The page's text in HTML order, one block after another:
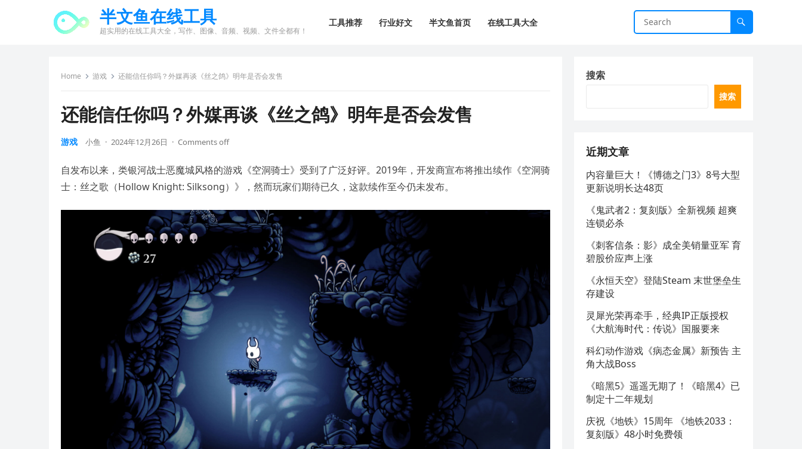
半文鱼在线工具
超实用的在线工具大全，写作、图像、音频、视频、文件全都有！
工具推荐 行业好文 半文鱼首页 在线工具大全
Home 游戏 还能信任你吗？外媒再谈《丝之鸽》明年是否会发售
还能信任你吗？外媒再谈《丝之鸽》明年是否会发售
游戏 小鱼 · 2024年12月26日 · Comments off
自发布以来，类银河战士恶魔城风格的游戏《空洞骑士》受到了广泛好评。2019年，开发商宣布将推出续作《空洞骑
士：丝之歌（Hollow Knight: Silksong）》，然而玩家们期待已久，这款续作至今仍未发布。
搜索
搜索
近期文章
内容量巨大！《博德之门3》8号大型
更新说明长达48页
《鬼武者2：复刻版》全新视频 超爽
连锁必杀
《刺客信条：影》成全美销量亚军 育
碧股价应声上涨
《永恒天空》登陆Steam 末世堡垒生
存建设
灵犀光荣再牵手，经典IP正版授权
《大航海时代：传说》国服要来
科幻动作游戏《病态金属》新预告 主
角大战Boss
《暗黑5》遥遥无期了！《暗黑4》已
制定十二年规划
庆祝《地铁》15周年 《地铁2033：
复刻版》48小时免费领